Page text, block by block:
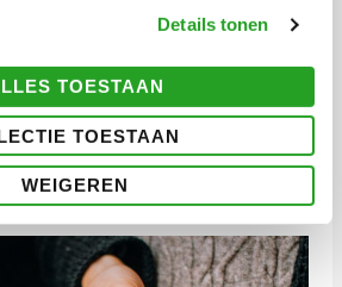
Details tonen
TOESTAAN
TOESTAAN
WEIGEREN